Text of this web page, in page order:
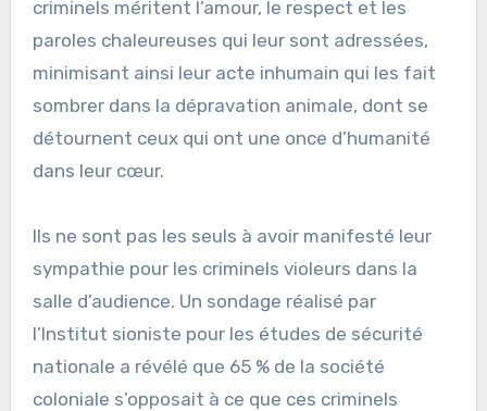
criminels méritent l’amour, le respect et les
paroles chaleureuses qui leur sont adressées,
minimisant ainsi leur acte inhumain qui les fait
sombrer dans la dépravation animale, dont se
détournent ceux qui ont une once d’humanité
dans leur cœur.
Ils ne sont pas les seuls à avoir manifesté leur
sympathie pour les criminels violeurs dans la
salle d’audience. Un sondage réalisé par
l’Institut sioniste pour les études de sécurité
nationale a révélé que 65 % de la société
coloniale s’opposait à ce que ces criminels